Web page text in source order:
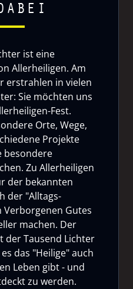
ist eine
Allerheiligen. Am
erstrahlen in vielen
Sie möchten uns
Fest.
Orte, Wege,
Projekte
besondere
Zu Allerheiligen
der bekannten
der "Alltags-
Verborgenen Gutes
machen. Der
der Tausend Lichter
das "Heilige" auch
Leben gibt - und
zu werden.